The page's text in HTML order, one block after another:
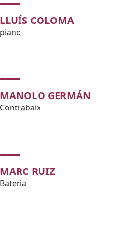
LLUÍS COLOMA
piano
MANOLO GERMÁN
Contrabaix
MARC RUIZ
Bateria